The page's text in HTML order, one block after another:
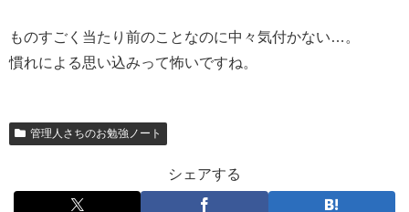
ものすごく当たり前のことなのに中々気付かない…。
慣れによる思い込みって怖いですね。
管理人さちのお勉強ノート
シェアする